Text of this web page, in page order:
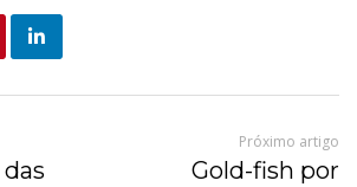
Próximo artigo
Gold-fish por